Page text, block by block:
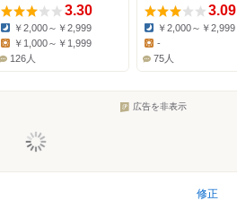
3.30
Dinner:
￥2,000～￥2,999
￥1,000～￥1,999
126人
3.09
Dinner:
￥2,000～￥2,999
Lunch:
-
75人
広告を非表示
修正